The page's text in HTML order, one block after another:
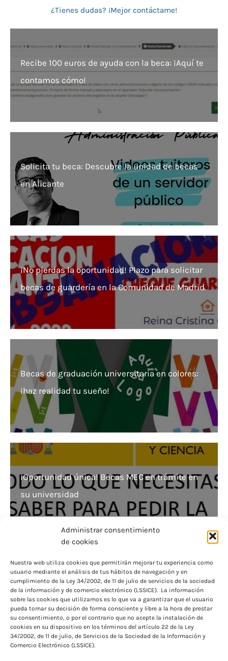
Administrar consentimiento
de cookies
Nuestra web utiliza cookies que permitirán mejorar tu experiencia como
usuario mediante el análisis de tus hábitos de navegación y en
cumplimiento de la Ley 34/2002, de 11 de julio de servicios de la sociedad
de la información y de comercio electrónico (LSSICE). La información
sobre las cookies que utilizamos es lo que va a garantizar que el usuario
pueda tomar su decisión de forma consciente y libre a la hora de prestar
su consentimiento, o por el contrario que no acepte la instalación de
cookies en su dispositivo en los términos del artículo 22 de la Ley
34/2002, de 11 de julio, de Servicios de la Sociedad de la Información y
Comercio Electrónico (LSSICE).
¿Tienes dudas? ¡Mejor contáctame!
Recibe 100 euros de ayuda con la beca: ¡Aquí te
contamos cómo!
Solicita tu beca: Descubre la unidad de becas
en Alicante
¡No pierdas la oportunidad! Plazo para solicitar
becas de guardería en la Comunidad de Madrid.
Becas de graduación universitaria en colores:
¡haz realidad tu sueño!
¡Oportunidad única! Becas MEC en trámite en
su universidad
La Unidad de Becas en Salamanca: Ayuda
financiera para tu futuro